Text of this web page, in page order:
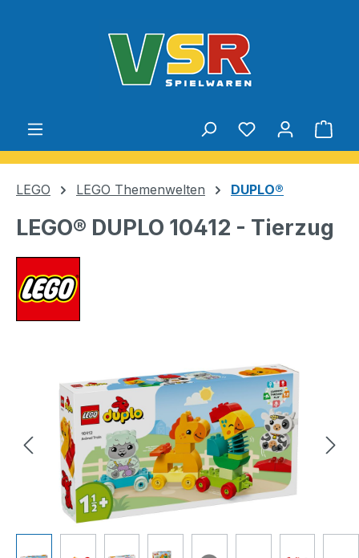
Du hast 0
LEGO LEGO Themenwelten DUPLO®
LEGO® DUPLO 10412 - Tierzug